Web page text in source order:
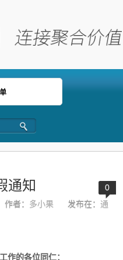
通知
作者： 多小果 发布在：通
0
作的各位同仁：